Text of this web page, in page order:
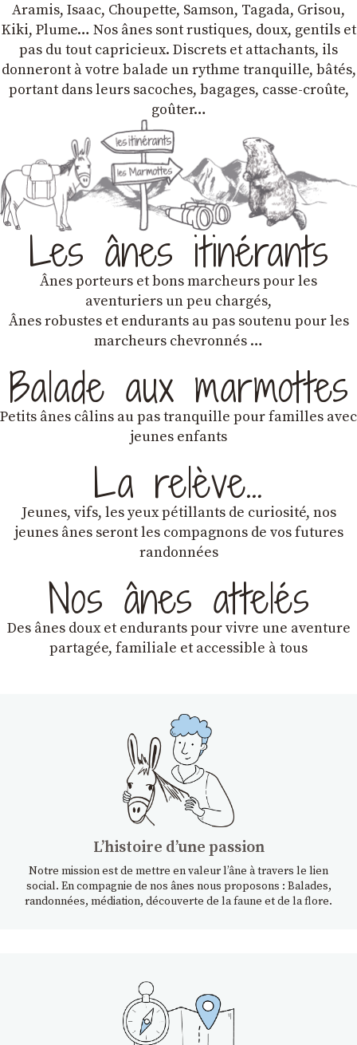
Aramis, Isaac, Choupette, Samson, Tagada, Grisou,
Kiki, Plume… Nos ânes sont rustiques, doux, gentils et
pas du tout capricieux. Discrets et attachants, ils
donneront à votre balade un rythme tranquille, bâtés,
portant dans leurs sacoches, bagages, casse-croûte,
goûter…
Les ânes itinérants
Ânes porteurs et bons marcheurs pour les
aventuriers un peu chargés,
Ânes robustes et endurants au pas soutenu pour les
marcheurs chevronnés …
Balade aux marmottes
Petits ânes câlins au pas tranquille pour familles avec
jeunes enfants
La relève…
Jeunes, vifs, les yeux pétillants de curiosité, nos
jeunes ânes seront les compagnons de vos futures
randonnées
Nos ânes attelés
Des ânes doux et endurantspour vivre une aventure
partagée, familiale et accessible à tous
Lʼhistoire dʼune passion
Notre mission est de mettre en valeur l’âne à travers le lien
social. En compagnie de nos ânes nous proposons : Balades,
randonnées, médiation, découverte de la faune et de la flore.